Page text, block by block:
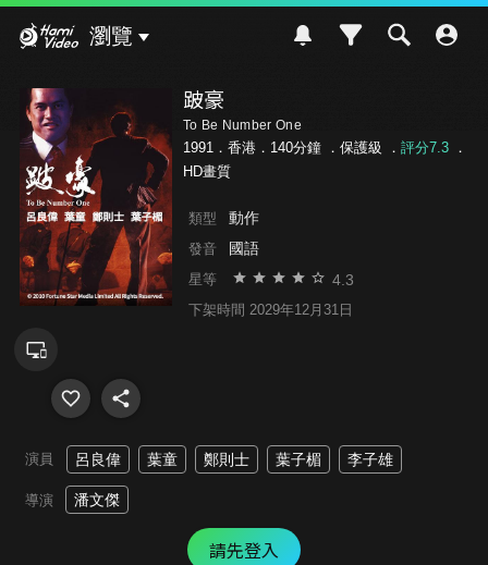
瀏覽
跛豪
To Be Number One
1991．香港．140分鐘 ． 保護級 ． 評分7.3．
HD畫質
類型 動作
發音 國語
星等 4.3
下架時間 2029年12月31日
演員 呂良偉 葉童 鄭則士 葉子楣 李子雄
導演 潘文傑
請先登入